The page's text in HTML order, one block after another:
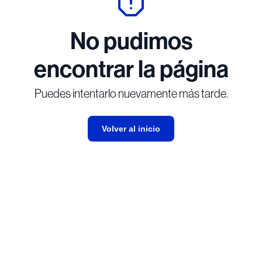
No pudimos
encontrar la página
Puedes intentarlo nuevamente más tarde.
Volver al inicio